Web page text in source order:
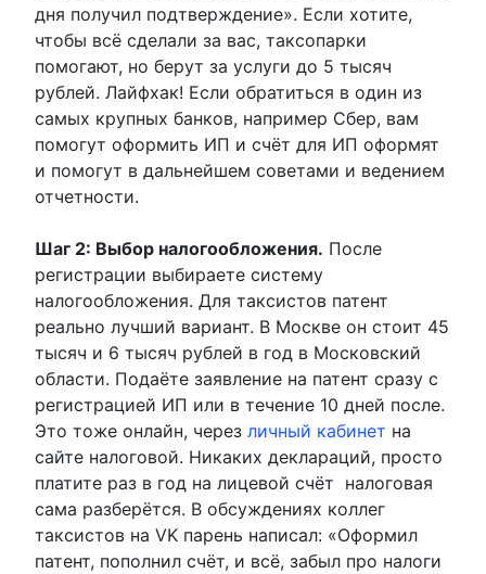
дня получил подтверждение». Если хотите,
чтобы всё сделали за вас, таксопарки
помогают, но берут за услуги до 5 тысяч
рублей. Лайфхак! Если обратиться в один из
самых крупных банков, например Сбер, вам
помогут оформить ИП и счёт для ИП оформят
и помогут в дальнейшем советами и ведением
отчетности.
Шаг 2: Выбор налогообложения. После
регистрации выбираете систему
налогообложения. Для таксистов патент
реально лучший вариант. В Москве он стоит 45
тысяч и 6 тысяч рублей в год в Московский
области. Подаёте заявление на патент сразу с
регистрацией ИП или в течение 10 дней после.
Это тоже онлайн, через личный кабинет на
сайте налоговой. Никаких деклараций, просто
платите раз в год на лицевой счёт налоговая
сама разберётся. В обсуждениях коллег
таксистов на VK парень написал: «Оформил
патент, пополнил счёт, и всё, забыл про налоги